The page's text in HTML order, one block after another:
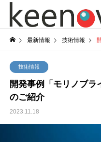
最新情報 技術情報
技術情報
開発事例「モリノブラ
のご紹介
2023.11.18